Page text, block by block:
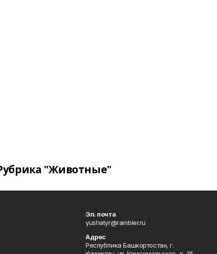
"Животные"
Эл. почта
yushatyr@rambler.ru
Адрес
Республика Башкортостан, г.